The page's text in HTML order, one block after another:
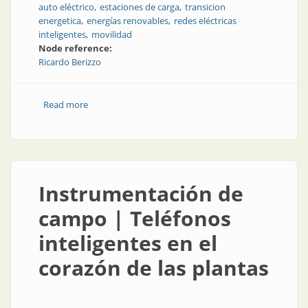
auto eléctrico estaciones de carga transicion
energetica energías renovables redes eléctricas
inteligentes movilidad
Node reference:
Ricardo Berizzo
Read moreabout Vehículo eléctrico: factor clave en la transición
Instrumentación de
campo | Teléfonos
inteligentes en el
corazón de las plantas